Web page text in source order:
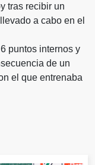
tras recibir un
a cabo en el
puntos internos y
de un
el que entrenaba